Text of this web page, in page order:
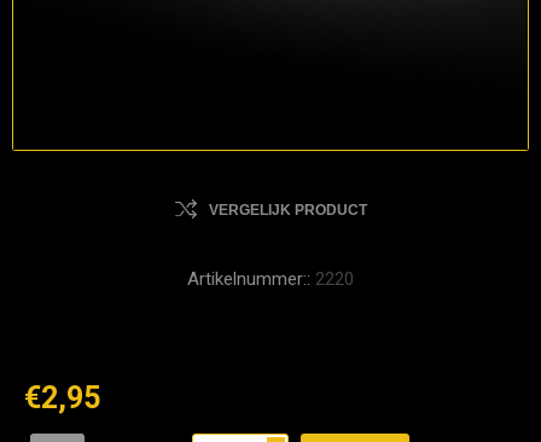
VERGELIJK PRODUCT
Artikelnummer:: 2220
€2,95